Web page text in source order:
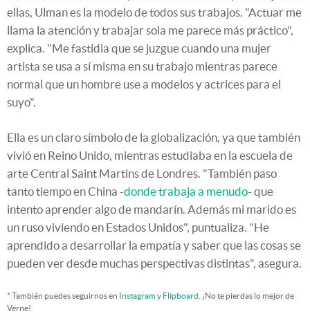
ellas, Ulman es la modelo de todos sus trabajos. "Actuar me
llama la atención y trabajar sola me parece más práctico",
explica. "Me fastidia que se juzgue cuando una mujer
artista se usa a sí misma en su trabajo mientras parece
normal que un hombre use a modelos y actrices para el
suyo".
Ella es un claro símbolo de la globalización, ya que también
vivió en Reino Unido, mientras estudiaba en la escuela de
arte Central Saint Martins de Londres. "También paso
tanto tiempo en China -donde trabaja a menudo- que
intento aprender algo de mandarín. Además mi marido es
un ruso viviendo en Estados Unidos", puntualiza. "He
aprendido a desarrollar la empatía y saber que las cosas se
pueden ver desde muchas perspectivas distintas", asegura.
* También puedes seguirnos en Instagramy Flipboard . ¡No te pierdas lo mejor de
Verne!